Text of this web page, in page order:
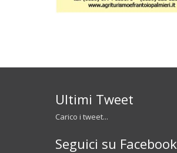
Ultimi Tweet
Carico i tweet...
Seguici su Facebook